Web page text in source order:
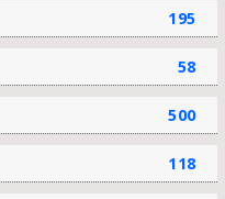
195
58
500
118